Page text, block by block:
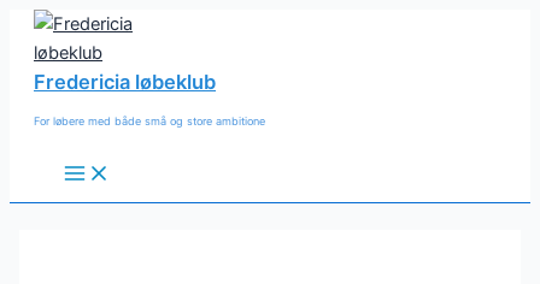
indholdet
Fredericia løbeklub
For løbere med både små og store ambitione
Main
Menu